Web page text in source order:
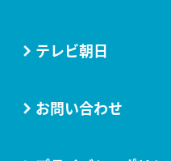
テレビ朝日
お問い合わせ